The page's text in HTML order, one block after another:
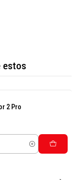
estos
2 Pro